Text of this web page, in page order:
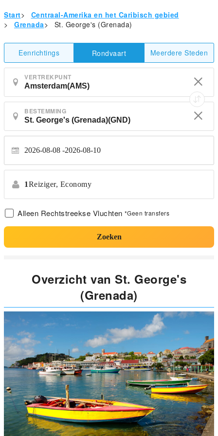
Start>
Centraal-Amerika en het Caribisch gebied
>
Grenada> St. George's (Grenada)
Eenrichtings Rondvaart Meerdere Steden
VERTREKPUNT
BESTEMMING
2026-08-08 2026-08-10
1Reiziger, Economy
Alleen Rechtstreekse Vluchten *Geen transfers
Zoeken
Overzicht van St. George's
(Grenada)